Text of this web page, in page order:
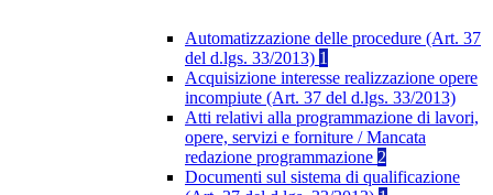
Automatizzazione delle procedure (Art. 37
del d.lgs. 33/2013) 1
Acquisizione interesse realizzazione opere
incompiute (Art. 37 del d.lgs. 33/2013)
Atti relativi alla programmazione di lavori,
opere, servizi e forniture / Mancata
redazione programmazione 2
Documenti sul sistema di qualificazione